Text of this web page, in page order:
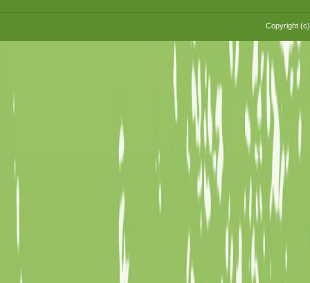
Copyright